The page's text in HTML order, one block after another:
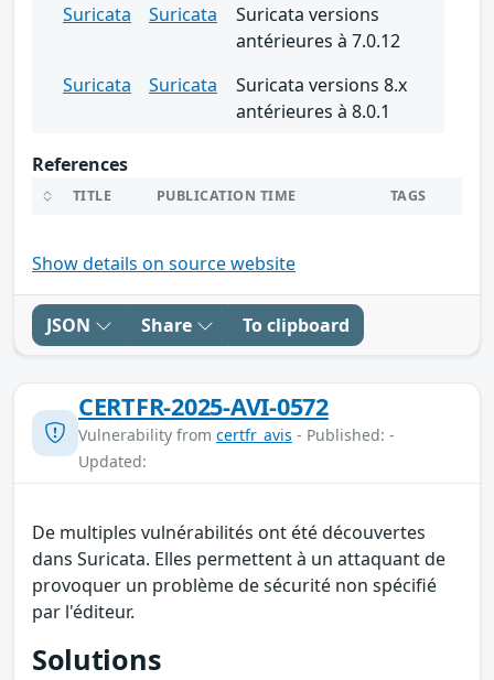
Suricata Suricata
Suricata versions
antérieures à 7.0.12
Suricata
Suricata
Suricata versions 8.x
antérieures à 8.0.1
References
TITLE PUBLICATION TIME TAGS
Show details on source website
JSON Share To clipboard
CERTFR-2025-AVI-0572
Vulnerability from certfr_avis - Published: -
Updated:
De multiples vulnérabilités ont été découvertes
dans Suricata. Elles permettent à un attaquant de
provoquer un problème de sécurité non spécifié
par l'éditeur.
Solutions